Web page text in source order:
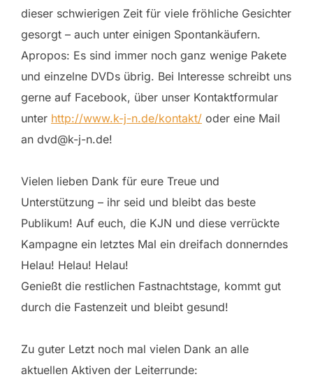
dieser schwierigen Zeit für viele fröhliche Gesichter
gesorgt – auch unter einigen Spontankäufern.
Apropos: Es sind immer noch ganz wenige Pakete
und einzelne DVDs übrig. Bei Interesse schreibt uns
gerne auf Facebook, über unser Kontaktformular
unter http://www.k-j-n.de/kontakt/ oder eine Mail
an dvd@k-j-n.de!
Vielen lieben Dank für eure Treue und
Unterstützung – ihr seid und bleibt das beste
Publikum! Auf euch, die KJN und diese verrückte
Kampagne ein letztes Mal ein dreifach donnerndes
Helau! Helau! Helau!
Genießt die restlichen Fastnachtstage, kommt gut
durch die Fastenzeit und bleibt gesund!
Zu guter Letzt noch mal vielen Dank an alle
aktuellen Aktiven der Leiterrunde: